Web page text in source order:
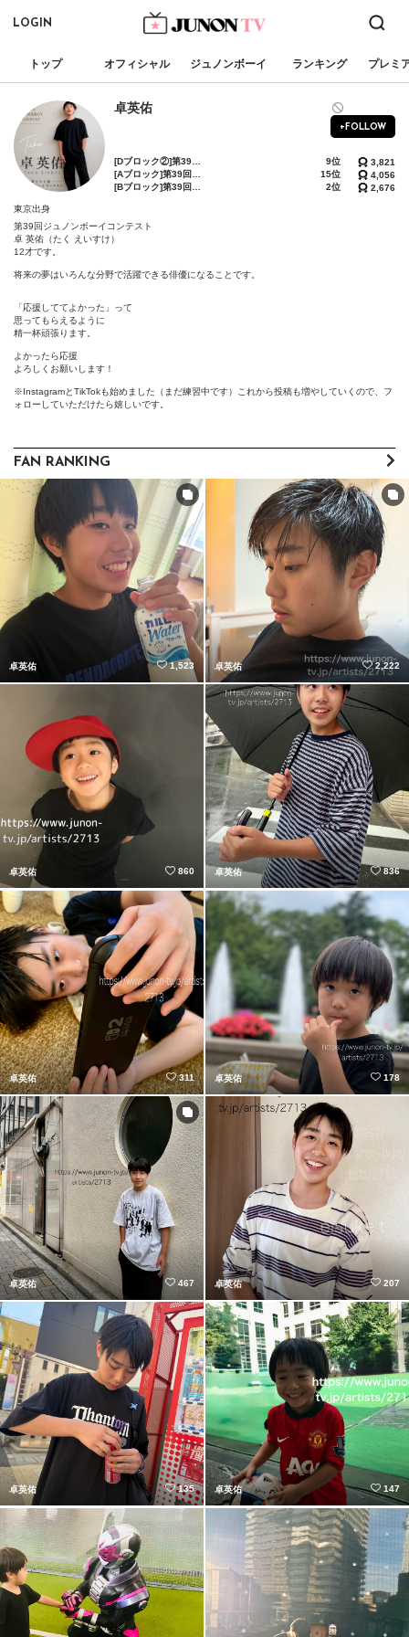
LOGIN
トップ オフィシャル ジュノンボーイ ランキング プレミ
卓英佑
+FOLLOW
9位
3,821
15位
4,056
2位 2,676
東京出身
第39回ジュノンボーイコンテスト
卓 英佑（たく えいすけ）
12才です。
将来の夢はいろんな分野で活躍できる俳優になることです。
「応援しててよかった」って
思ってもらえるように
精一杯頑張ります。
よかったら応援
よろしくお願いします！
※InstagramとTikTokも始めました（まだ練習中です）これから投稿も増やしていくので、フ
ォローしていただけたら嬉しいです。
FAN RANKING
卓英佑 1,523 卓英佑 2,222
卓英佑 860 卓英佑 836
卓英佑 311 卓英佑 178
卓英佑 467 卓英佑 207
卓英佑 135 卓英佑 147